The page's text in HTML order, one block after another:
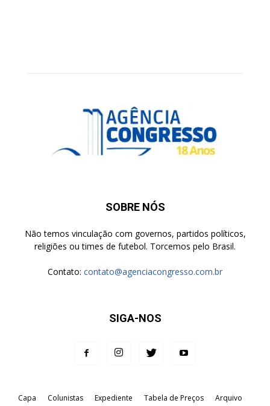
SOBRE NÓS
Não temos vinculação com governos, partidos políticos,
religiões ou times de futebol. Torcemos pelo Brasil.
Contato: contato@agenciacongresso.com.br
SIGA-NOS
Capa Colunistas Expediente Tabela de Preços
Arquivo